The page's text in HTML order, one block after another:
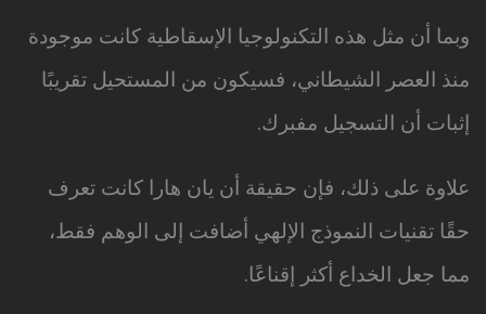
وبما أن مثل هذه التكنولوجيا الإسقاطية كانت موجودة
منذ العصر الشيطاني، فسيكون من المستحيل تقريبًا
إثبات أن التسجيل مفبرك.
علاوة على ذلك، فإن حقيقة أن يان هارا كانت تعرف
حقًا تقنيات النموذج الإلهي أضافت إلى الوهم فقط،
مما جعل الخداع أكثر إقناعًا.